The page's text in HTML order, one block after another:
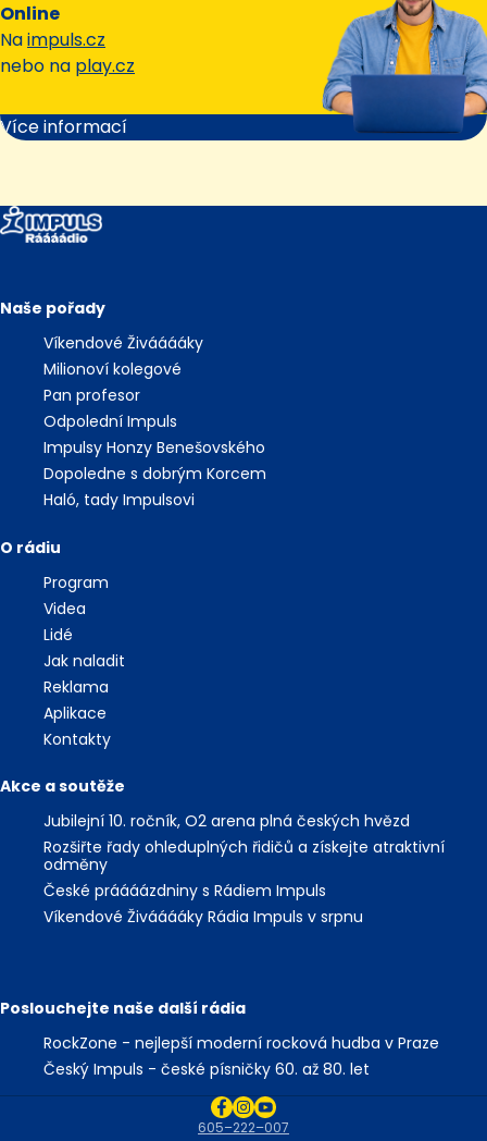
Online
Naimpuls.cz
nebo na play.cz
Více informací
Naše pořady
Víkendové Živááááky
Milionoví kolegové
Pan profesor
Odpolední Impuls
Impulsy Honzy Benešovského
Dopoledne s dobrým Korcem
Haló, tady Impulsovi
O rádiu
Program
Videa
Lidé
Jak naladit
Reklama
Aplikace
Kontakty
Akce a soutěže
Jubilejní 10. ročník, O2 arena plná českých hvězd
Rozšiřte řady ohleduplných řidičů a získejte atraktivní
odměny
České práááázdniny s Rádiem Impuls
Víkendové Živááááky Rádia Impuls v srpnu
Poslouchejte naše další rádia
RockZone - nejlepší moderní rocková hudba v Praze
Český Impuls - české písničky 60. až 80. let
605–222–007